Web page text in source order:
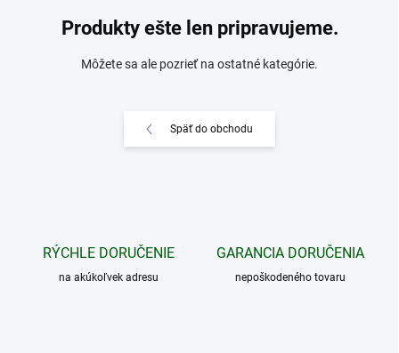
Produkty ešte len pripravujeme.
Môžete sa ale pozrieť na ostatné kategórie.
Späť do obchodu
RÝCHLE DORUČENIE
na akúkoľvek adresu
GARANCIA DORUČENIA
nepoškodeného tovaru